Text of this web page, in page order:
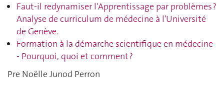
Faut-il redynamiser l'Apprentissage par problèmes ?
Analyse de curriculum de médecine à l'Université
de Genève.
Formation à la démarche scientifique en médecine
- Pourquoi, quoi et comment ?
Pre Noëlle Junod Perron